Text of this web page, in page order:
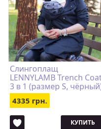
Слингоплащ
LENNYLAMB Trench
3 в 1 (размер S,
4335 грн.
КУПИТЬ